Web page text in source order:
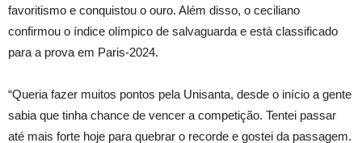
favoritismo e conquistou o ouro. Além disso, o ceciliano
confirmou o índice olímpico de salvaguarda e está classificado
para a prova em Paris-2024.
“Queria fazer muitos pontos pela Unisanta, desde o início a gente
sabia que tinha chance de vencer a competição. Tentei passar
até mais forte hoje para quebrar o recorde e gostei da passagem.